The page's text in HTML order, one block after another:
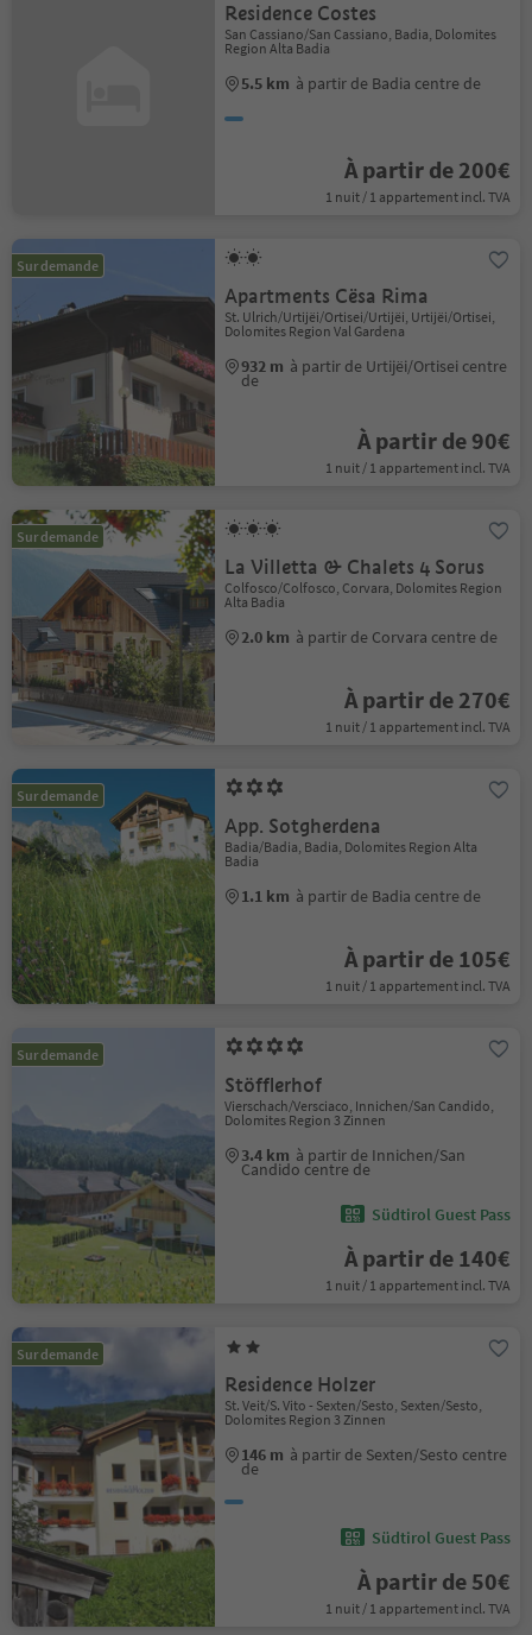
Residence Costes
San Cassiano/San Cassiano, Badia, Dolomites
Region Alta Badia
5.5 km à partir de Badia centre de
À partir de 200€
1 nuit / 1 appartement incl. TVA
Sur demande
Apartments Cësa Rima
St. Ulrich/Urtijëi/Ortisei/Urtijëi, Urtijëi/Ortisei,
Dolomites Region Val Gardena
932 m à partir de Urtijëi/Ortisei centre
de
À partir de 90€
1 nuit / 1 appartement incl. TVA
Sur demande
La Villetta & Chalets 4 Sorus
Colfosco/Colfosco, Corvara, Dolomites Region
Alta Badia
2.0 km à partir de Corvara centre de
À partir de 270€
1 nuit / 1 appartement incl. TVA
Sur demande
App. Sotgherdena
Badia/Badia, Badia, Dolomites Region Alta
Badia
1.1 km à partir de Badia centre de
À partir de 105€
1 nuit / 1 appartement incl. TVA
Sur demande
Stöfflerhof
Vierschach/Versciaco, Innichen/San Candido,
Dolomites Region 3 Zinnen
3.4 km à partir de Innichen/San
Candido centre de
Südtirol Guest Pass
À partir de 140€
1 nuit / 1 appartement incl. TVA
Sur demande
Residence Holzer
St. Veit/S. Vito - Sexten/Sesto, Sexten/Sesto,
Dolomites Region 3 Zinnen
146 m à partir de Sexten/Sesto centre
de
Südtirol Guest Pass
À partir de 50€
1 nuit / 1 appartement incl. TVA